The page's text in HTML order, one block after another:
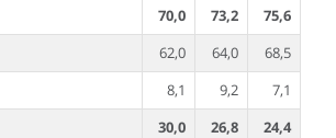
70,0 73,2
75,6
62,0 64,0
68,5
8,1 9,2
7,1
30,0 26,8
24,4